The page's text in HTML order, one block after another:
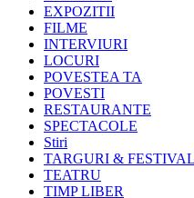
EXPOZITII
FILME
INTERVIURI
LOCURI
POVESTEA TA
POVESTI
RESTAURANTE
SPECTACOLE
Stiri
TARGURI &
TEATRU
TIMP LIBER